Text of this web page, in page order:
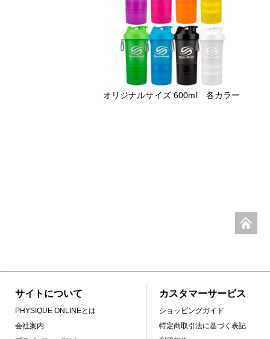
オリジナルサイズ 600ml 各カラー
サイトについて
PHYSIQUE ONLINEとは
会社案内
カスタマーサービス
ショッピングガイド
特定商取引法に基づく表記